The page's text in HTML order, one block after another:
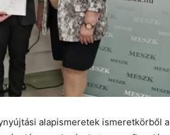
alapismeretek ismeretkörből a